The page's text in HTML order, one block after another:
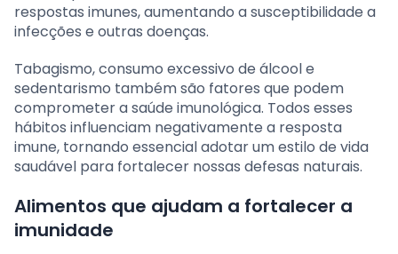
respostas imunes, aumentando a susceptibilidade a
infecções e outras doenças.
Tabagismo, consumo excessivo de álcool e
sedentarismo também são fatores que podem
comprometer a saúde imunológica. Todos esses
hábitos influenciam negativamente a resposta
imune, tornando essencial adotar um estilo de vida
saudável para fortalecer nossas defesas naturais.
Alimentos que ajudam a fortalecer a
imunidade